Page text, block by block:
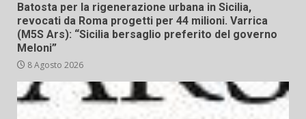
Batosta per la rigenerazione urbana in Sicilia,
revocati da Roma progetti per 44 milioni. Varrica
(M5S Ars): “Sicilia bersaglio preferito del governo
Meloni”
8 Agosto 2026